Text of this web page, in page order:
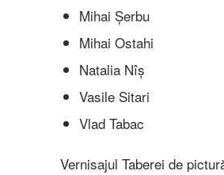
Mihai Șerbu
Mihai Ostahi
Natalia Nîș
Vasile Sitari
Vlad Tabac
Vernisajul Taberei de